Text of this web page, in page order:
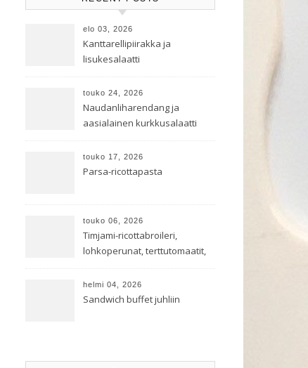
elo 03, 2026
Kanttarellipiirakka ja
lisukesalaatti
touko 24, 2026
Naudanliharendang ja
aasialainen kurkkusalaatti
touko 17, 2026
Parsa-ricottapasta
touko 06, 2026
Timjami-ricottabroileri,
lohkoperunat, terttutomaatit,
salaatti
helmi 04, 2026
Sandwich buffet juhliin